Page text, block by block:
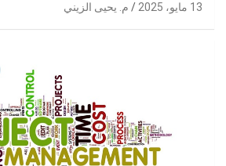
13 مايو، 2025 م. يحيى الزيني